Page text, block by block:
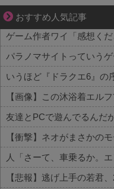
おすすめ人気記事
1420gの娘がくれた“生きる
パラノマサイトっていう
【画像】この沐浴着エル
【衝撃】ネオがまさかの